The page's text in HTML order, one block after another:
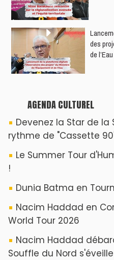
des
de l’Eau
AGENDA CULTUREL
Devenez la Star de la
rythme de "Cassette
Le Summer Tour
!
Dunia Batma en
Nacim Haddad en
World Tour 2026
Nacim Haddad
Souffle du Nord